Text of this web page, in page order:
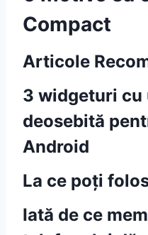
Compact
Articole
3 widgeturi
deosebită
Android
La ce poți
Iată de ce